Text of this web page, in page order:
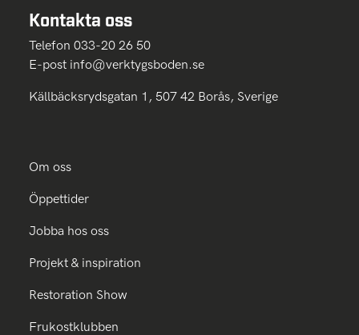
Kontakta oss
Telefon 033-20 26 50
E-post info@verktygsboden.se
Källbäcksrydsgatan 1, 507 42 Borås, Sverige
Om oss
Öppettider
Jobba hos oss
Projekt & inspiration
Restoration Show
Frukostklubben